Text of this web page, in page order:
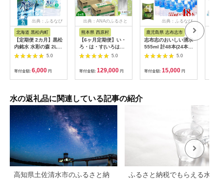
出典：ふるなび
北海道 黒松内町
【定期便 2カ月】黒松
内銘水 水彩の森 2L×6
本（1箱）北海道 ミネ
ラルウォーター 天然
水 国産 国内 硬水 中
硬水 ナチュラル ミネ
ラル 天然水 アウトド
災 災害 備蓄
5.0
寄付金額: 6,000 円
出典：ANAのふるさと
熊本県 西原村
【6ヶ月定期便】い・
ろ・は・す(いろはす)
阿蘇の天然水
540mlPET×24本(2ケ
5.0
寄付金額: 129,000 円
出典：ふるなび
鹿児島県 志布志市
志布志のおいしい湧水
555ml 計48本(24本
×2ケース)・抹茶
(1g×10本) 水 ミネラ
ルウォーター 555ml
常温 常温保存 茶 お茶
抹茶 ペットボトル
5.0
寄付金額: 15,000 円
水の返礼品に関連している記事の紹介
高知県土佐清水市のふるさと納
ふるさと納税でもらえる水・